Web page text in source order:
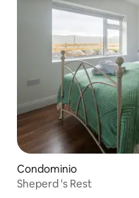
Condominio
Sheperd 's Rest